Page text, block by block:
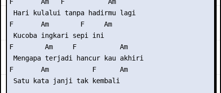
Hari kulalui tanpa hadirmu lagi
F       Am        F     Am
Kucoba ingkari sepi ini
F        Am     F           Am
Mengapa terjadi hancur kau akhiri
F       Am           F      Am
Satu kata janji tak kembali